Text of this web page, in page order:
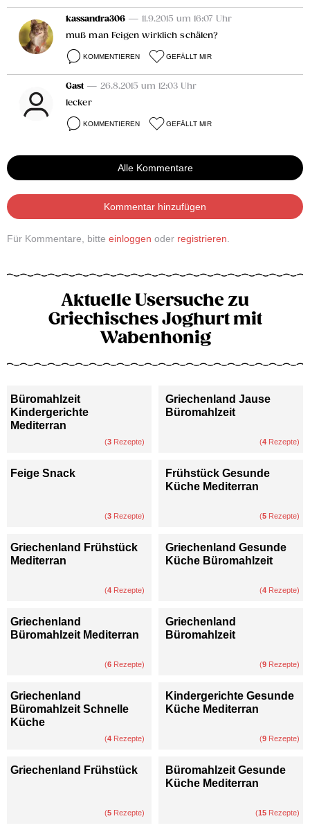
kassandra306 — 11.9.2015 um 16:07 Uhr
muß man Feigen wirklich schälen?
KOMMENTIEREN GEFÄLLT MIR
Gast — 26.8.2015 um 12:03 Uhr
lecker
KOMMENTIEREN GEFÄLLT MIR
Alle Kommentare
Kommentar hinzufügen
Für Kommentare, bitte einloggen oder registrieren
Aktuelle Usersuche zu
Griechisches Joghurt mit
Wabenhonig
Büromahlzeit
Kindergerichte
Mediterran
(3 Rezepte)
Griechenland Jause
Büromahlzeit
(4 Rezepte)
Feige Snack
(3 Rezepte)
Frühstück Gesunde
Küche Mediterran
(5 Rezepte)
Griechenland Frühstück
Mediterran
(4 Rezepte)
Griechenland Gesunde
Küche Büromahlzeit
(4 Rezepte)
Griechenland
Büromahlzeit Mediterran
(6 Rezepte)
Griechenland
Büromahlzeit
(9 Rezepte)
Griechenland
Büromahlzeit Schnelle
Küche
(4 Rezepte)
Kindergerichte Gesunde
Küche Mediterran
(9 Rezepte)
Griechenland Frühstück
(5 Rezepte)
Büromahlzeit Gesunde
Küche Mediterran
(15 Rezepte)